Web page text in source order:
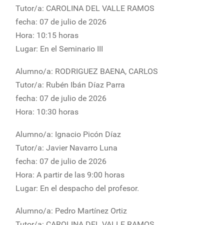
Tutor/a: CAROLINA DEL VALLE RAMOS
fecha: 07 de julio de 2026
Hora: 10:15 horas
Lugar: En el Seminario III
Alumno/a: RODRIGUEZ BAENA, CARLOS
Tutor/a: Rubén Ibán Díaz Parra
fecha: 07 de julio de 2026
Hora: 10:30 horas
Alumno/a: Ignacio Picón Díaz
Tutor/a: Javier Navarro Luna
fecha: 07 de julio de 2026
Hora: A partir de las 9:00 horas
Lugar: En el despacho del profesor.
Alumno/a: Pedro Martínez Ortiz